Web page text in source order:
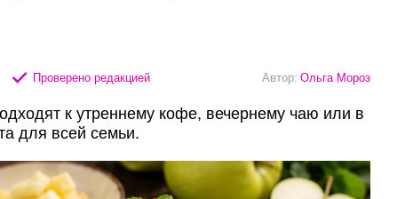
Проверено редакцией Автор: Ольга Мороз
к утреннему кофе, вечернему чаю или в
для всей семьи.